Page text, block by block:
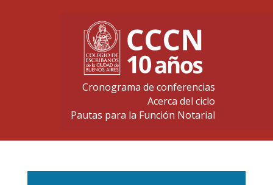
Cronograma de conferencias
Acerca del ciclo
Pautas para la Función Notarial